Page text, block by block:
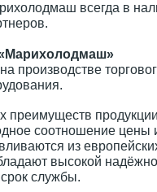
всегда в
производстве
преимуществ
соотношение цены
из
высокой
службы.